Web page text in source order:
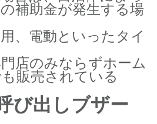
補助金が発生する場
、電動といったタイ
店のみならずホーム
販売されている
び出しブザー